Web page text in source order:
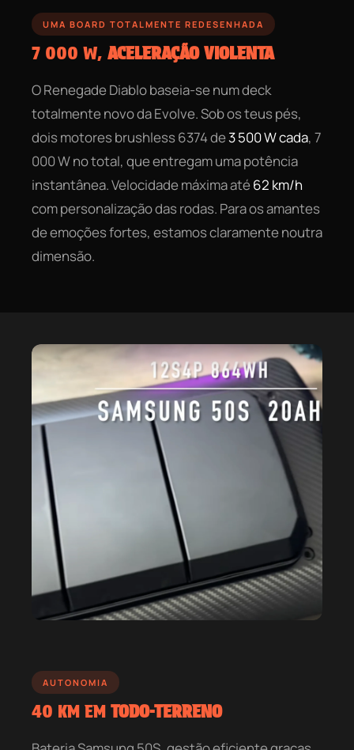
UMA BOARD TOTALMENTE REDESENHADA
7 000 W, ACELERAÇÃO VIOLENTA
O Renegade Diablo baseia-se num deck
totalmente novo da Evolve. Sob os teus pés,
dois motores brushless 6374 de3 500 W cada, 7
000 W no total, que entregam uma potência
instantânea. Velocidade máxima até62 km/h
com personalização das rodas. Para os amantes
de emoções fortes, estamos claramente noutra
dimensão.
AUTONOMIA
40 KM EM TODO-TERRENO